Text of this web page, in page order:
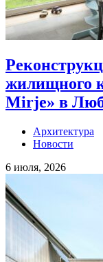
жилищного
Mirje» в
Архитектура
Новости
6 июля, 2026